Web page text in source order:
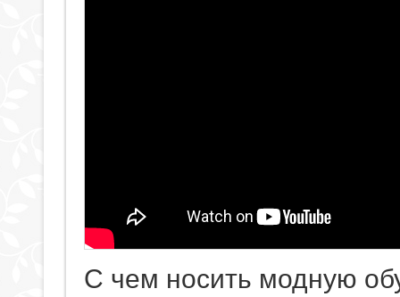
С чем носить модную